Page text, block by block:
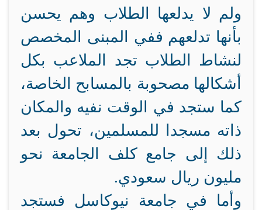
ولم لا يدلعها الطلاب وهم يحسن
بأنها تدلعهم ففي المبنى المخصص
لنشاط الطلاب تجد الملاعب بكل
أشكالها مصحوبة بالمسابح الخاصة،
كما ستجد في الوقت نفيه والمكان
ذاته مسجدا للمسلمين، تحول بعد
ذلك إلى جامع كلف الجامعة نحو
مليون ريال سعودي.
وأما في جامعة نيوكاسل فستجد